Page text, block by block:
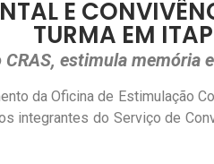
E
TURMA EM
estimula
da Oficina de Estimulação
integrantes do Serviço de